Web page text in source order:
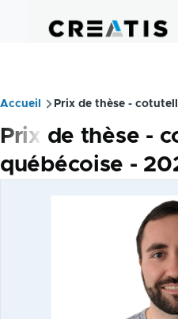
Fil
d'Ariane
Accueil Prix de thèse -
Prix de thèse -
québécoise -